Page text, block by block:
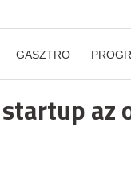
GASZTRO
az